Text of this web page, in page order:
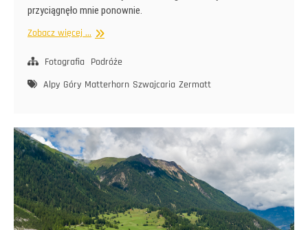
przyciągnęło mnie ponownie.
Zobacz więcej ... Pod
2019
Fotografia
Podróże
Alpy Góry Matterhorn Szwajcaria Zermatt